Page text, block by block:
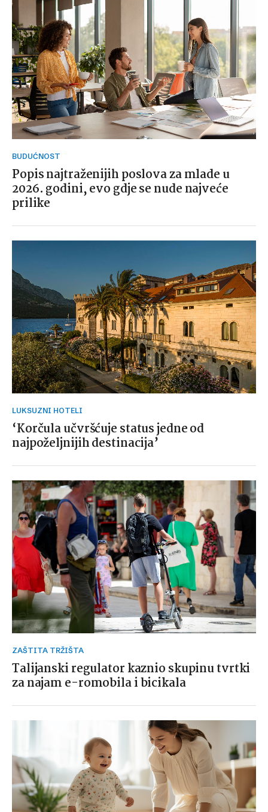
BUDUĆNOST
Popis najtraženijih poslova za mlade u
2026. godini, evo gdje se nude najveće
prilike
LUKSUZNI HOTELI
‘Korčula učvršćuje status jedne od
najpoželjnijih destinacija’
ZAŠTITA TRŽIŠTA
Talijanski regulator kaznio skupinu tvrtki
za najam e-romobila i bicikala